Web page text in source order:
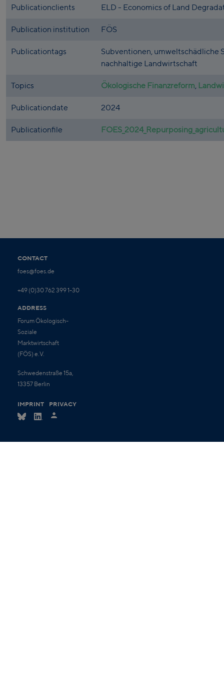
Publicationclients ELD - Economics of Land
Publication institution FÖS
Publicationtags
Subventionen, umweltschädliche
nachhaltige Landwirtschaft
Topics Ökologische Finanzreform,
Publicationdate 2024
Publicationfile
CONTACT
foes@foes.de
+49 (0)30 762 399 1-30
ADDRESS
Forum Ökologisch-
Soziale
Marktwirtschaft
(FÖS) e.V.
Schwedenstraße 15a,
13357 Berlin
IMPRINT PRIVACY